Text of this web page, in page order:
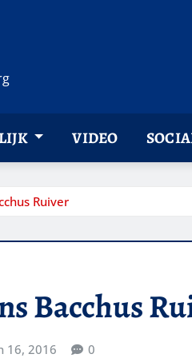
VIDEO
Ruiver
Bacchus
16, 2016 0